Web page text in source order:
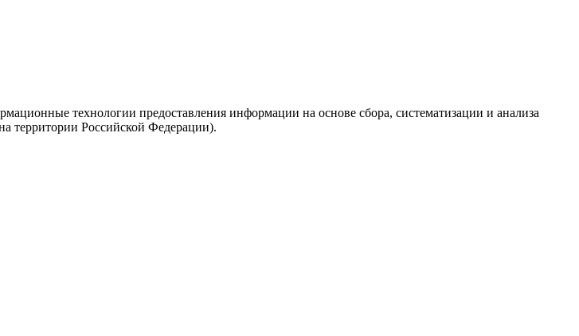
технологии предоставления информации на основе сбора, систематизации и анализа
территории Российской Федерации).